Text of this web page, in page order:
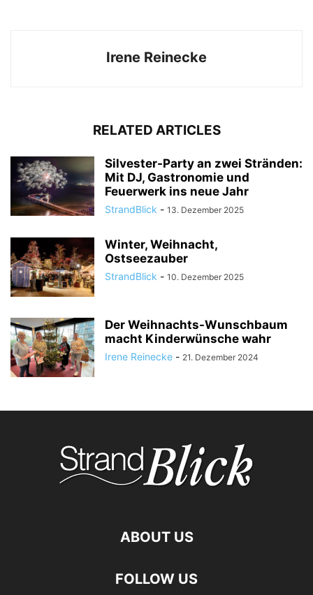
Irene Reinecke
RELATED ARTICLES
Silvester-Party an zwei Stränden:
Mit DJ, Gastronomie und
Feuerwerk ins neue Jahr
StrandBlick - 13. Dezember 2025
Winter, Weihnacht,
Ostseezauber
StrandBlick - 10. Dezember 2025
Der Weihnachts-Wunschbaum
macht Kinderwünsche wahr
Irene Reinecke - 21. Dezember 2024
ABOUT US
FOLLOW US